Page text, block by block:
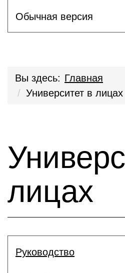
Обычная версия
Вы здесь: Главная
Университет в лицах
лицах
Руководство